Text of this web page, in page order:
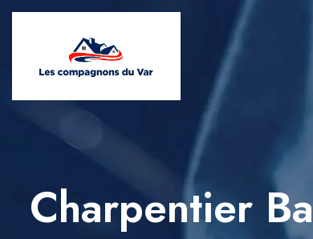
Charpentier